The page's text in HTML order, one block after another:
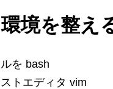
境を整え
を bash
トエディタ vim